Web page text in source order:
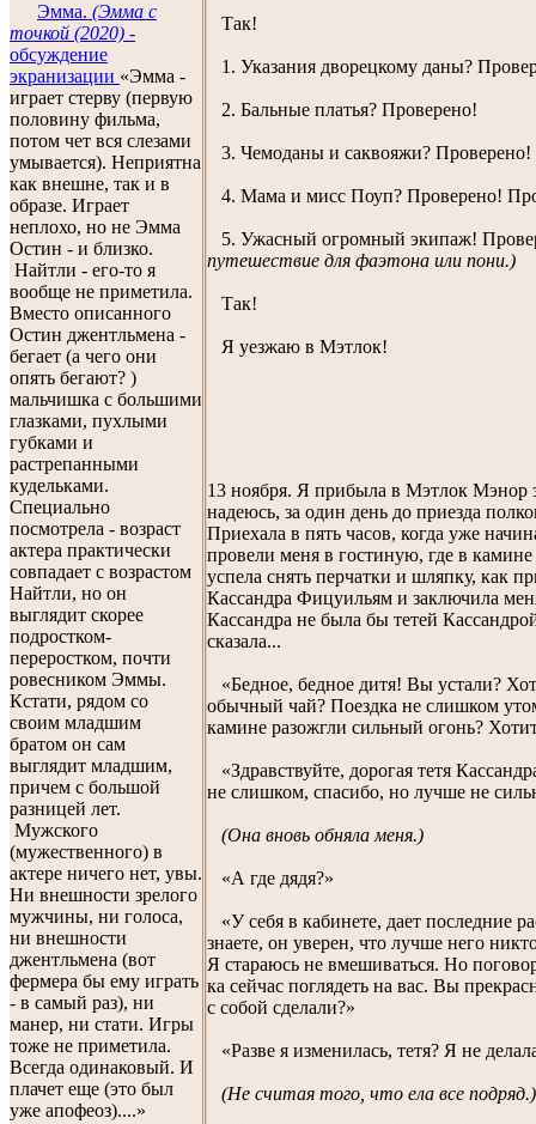
Эмма. (Эмма с
точкой (2020) -
обсуждение
экранизации «Эмма -
играет стерву (первую
половину фильма,
потом чет вся слезами
умывается). Неприятна
как внешне, так и в
образе. Играет
неплохо, но не Эмма
Остин - и близко.
Найтли - его-то я
вообще не приметила.
Вместо описанного
Остин джентльмена -
бегает (а чего они
опять бегают? )
мальчишка с большими
глазками, пухлыми
губками и
растрепанными
кудельками.
Специально
посмотрела - возраст
актера практически
совпадает с возрастом
Найтли, но он
выглядит скорее
подростком-
переростком, почти
ровесником Эммы.
Кстати, рядом со
своим младшим
братом он сам
выглядит младшим,
причем с большой
разницей лет.
Мужского
(мужественного) в
актере ничего нет, увы.
Ни внешности зрелого
мужчины, ни голоса,
ни внешности
джентльмена (вот
фермера бы ему играть
- в самый раз), ни
манер, ни стати. Игры
тоже не приметила.
Всегда одинаковый. И
плачет еще (это был
уже апофеоз)....»
Так!
1. Указания дворецкому даны?
2. Бальные платья? Проверено!
3. Чемоданы и саквояжи? Проверено!
4. Мама и мисс Поуп? Проверено!
5. Ужасный огромный экипаж!
путешествие для фаэтона или пони.)
Так!
Я уезжаю в Мэтлок!
13 ноября. Я прибыла в Мэтлок Мэнор
надеюсь, за один день до приезда
Приехала в пять часов, когда уже
провели меня в гостиную, где в
успела снять перчатки и шляпку, как
Кассандра Фицуильям и заключила
Кассандра не была бы тетей
сказала...
«Бедное, бедное дитя! Вы устали?
обычный чай? Поездка не слишком
камине разожгли сильный огонь?
«Здравствуйте, дорогая тетя
не слишком, спасибо, но лучше не
(Она вновь обняла меня.)
«А где дядя?»
«У себя в кабинете, дает последние
знаете, он уверен, что лучше него
Я стараюсь не вмешиваться. Но
ка сейчас поглядеть на вас. Вы
с собой сделали?»
«Разве я изменилась, тетя? Я не
(Не считая того, что ела все подряд.)